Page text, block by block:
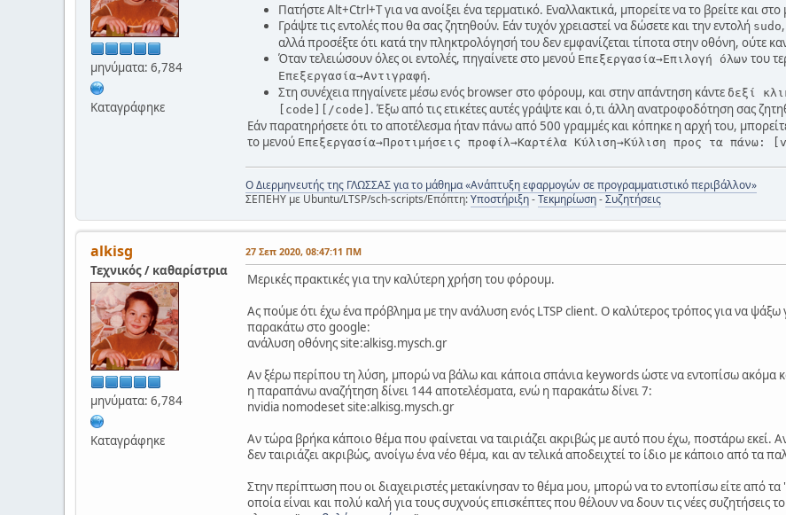
μηνύματα: 6,784
Καταγράφηκε
Πατήστε Alt+Ctrl+T για να ανοίξει ένα τερματικό. Εναλλακτικά, μπορείτε να το βρείτε και
Γράψτε τις εντολές που θα σας ζητηθούν. Εάν τυχόν χρειαστεί να δώσετε και την εντολή sudo
αλλά προσέξτε ότι κατά την πληκτρολόγησή του δεν εμφανίζεται τίποτα στην οθόνη, ούτε
Όταν τελειώσουν όλες οι εντολές, πηγαίνετε στο μενού Επεξεργασία→Επιλογή όλων του
Επεξεργασία→Αντιγραφή.
Στη συνέχεια πηγαίνετε μέσω ενός browser στο φόρουμ, και στην απάντηση κάντε δεξί
[cοde][/cοde] . Έξω από τις ετικέτες αυτές γράψτε και ό,τι άλλη ανατροφοδότηση σας
Εάν παρατηρήσετε ότι το αποτέλεσμα ήταν πάνω από 500 γραμμές και κόπηκε η αρχή του,
το μενού Επεξεργασία→Προτιμήσεις προφίλ→Καρτέλα Κύλιση→Κύλιση προς τα πάνω:
Ο Διερμηνευτής της ΓΛΩΣΣΑΣ για το μάθημα «Ανάπτυξη εφαρμογών σε προγραμματιστικό περιβάλλον»
ΣΕΠΕΗΥ με Ubuntu/LTSP/sch-scripts/Επόπτη:Υποστήριξη-Τεκμηρίωση-Συζητήσεις
alkisg
Τεχνικός / καθαρίστρια
μηνύματα: 6,784
Καταγράφηκε
27 Σεπ 2020, 08:47:11 ΠΜ
Μερικές πρακτικές για την καλύτερη χρήση του φόρουμ.
Ας πούμε ότι έχω ένα πρόβλημα με την ανάλυση ενός LTSP client. Ο καλύτερος τρόπος για να ψάξω
παρακάτω στο google:
ανάλυση οθόνης site:alkisg.mysch.gr
Αν ξέρω περίπου τη λύση, μπορώ να βάλω και κάποια σπάνια keywords ώστε να εντοπίσω ακόμα
η παραπάνω αναζήτηση δίνει 144 αποτελέσματα, ενώ η παρακάτω δίνει 7:
nvidia nomodeset site:alkisg.mysch.gr
Αν τώρα βρήκα κάποιο θέμα που φαίνεται να ταιριάζει ακριβώς με αυτό που έχω, ποστάρω εκεί.
δεν ταιριάζει ακριβώς, ανοίγω ένα νέο θέμα, και αν τελικά αποδειχτεί το ίδιο με κάποιο από τα
Στην περίπτωση που οι διαχειριστές μετακίνησαν το θέμα μου, μπορώ να το εντοπίσω είτε από τα
οποία είναι και πολύ καλή για τους συχνούς επισκέπτες που θέλουν να δουν τις νέες